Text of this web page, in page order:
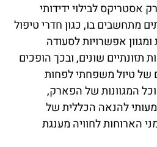
אסטריקס לבילוי ידידותי
מתחשבים בו, כגון חדרי טיפול
אפשרויות לסעודה
תזונתיים שונים, ובכך הופכים
של טיול משפחתי לפחות
המגוונות של הפארק,
להנאה הכללית של
הארוחות לחוויה מענגת